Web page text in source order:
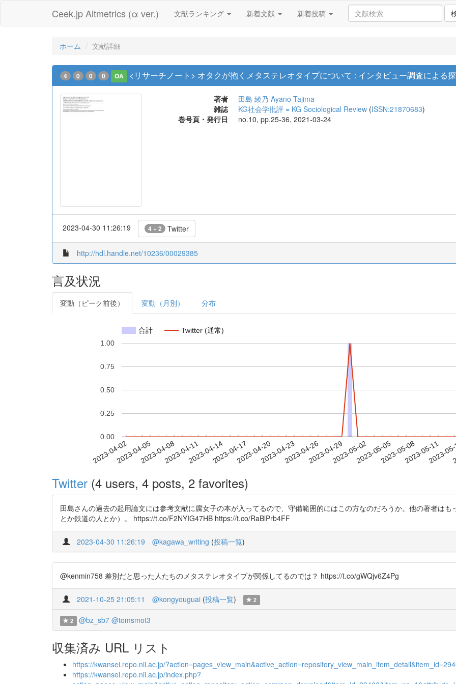
Ceek.jp Altmetrics (α ver.) 文献ランキング 新着文献 新着投稿
ホーム 文献詳細
4 0 0 0 OA <リサーチノート> オタクが抱くメタステレオタイプについて : インタビュー調査による
著者 田島 綾乃 Ayano Tajima
雑誌
KG社会学批評 = KG Sociological Review (ISSN:21870683)
巻号頁・発行日
no.10, pp.25-36, 2021-03-24
2023-04-30 11:26:19 4 + 2 Twitter
http://hdl.handle.net/10236/00029385
言及状況
変動（ピーク前後） 変動（月別） 分布
合計 Twitter (通常)
2023-04-022023-04-052023-04-082023-04-112023-04-142023-04-172023-04-202023-04-232023-04-262023-04-292023-05-022023-05-052023-05-082023-05-11
2023-
0.00
0.25
0.50
0.75
1.00
Twitter (4 users, 4 posts, 2 favorites)
田島さんの過去の起用論文には参考文献に腐女子の本が入ってるので、守備範囲的にはこの方なのだろうか。他の著者は
とか鉄道の人とか）。 https://t.co/F2NYIG47HB https://t.co/RaBlPrb4FF
2023-04-30 11:26:19 @kagawa_writing (投稿一覧)
@kenmin758 差別だと思った人たちのメタステレオタイプが関係してるのでは？ https://t.co/gWQjv6Z4Pg
2021-10-25 21:05:11 @kongyouguai (投稿一覧) 2
2 @bz_sb7 @tomsmot3
収集済み URL リスト
https://kwansei.repo.nii.ac.jp/
https://kwansei.repo.nii.ac.jp/index.php?